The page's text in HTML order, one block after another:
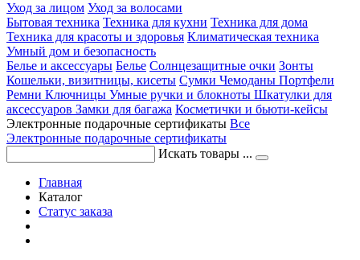
Уход за лицом Уход за волосами
Бытовая техника Техника для кухни Техника для дома
Техника для красоты и здоровья Климатическая техника
Умный дом и безопасность
Белье и аксессуары Белье Солнцезащитные очки Зонты
Кошельки, визитницы, кисеты Сумки Чемоданы Портфели
Ремни Ключницы Умные ручки и блокноты Шкатулки для
аксессуаров Замки для багажа Косметички и бьюти-кейсы
Электронные подарочные сертификаты Все
Электронные подарочные сертификаты
Искать товары ...
Главная
Каталог
Статус заказа